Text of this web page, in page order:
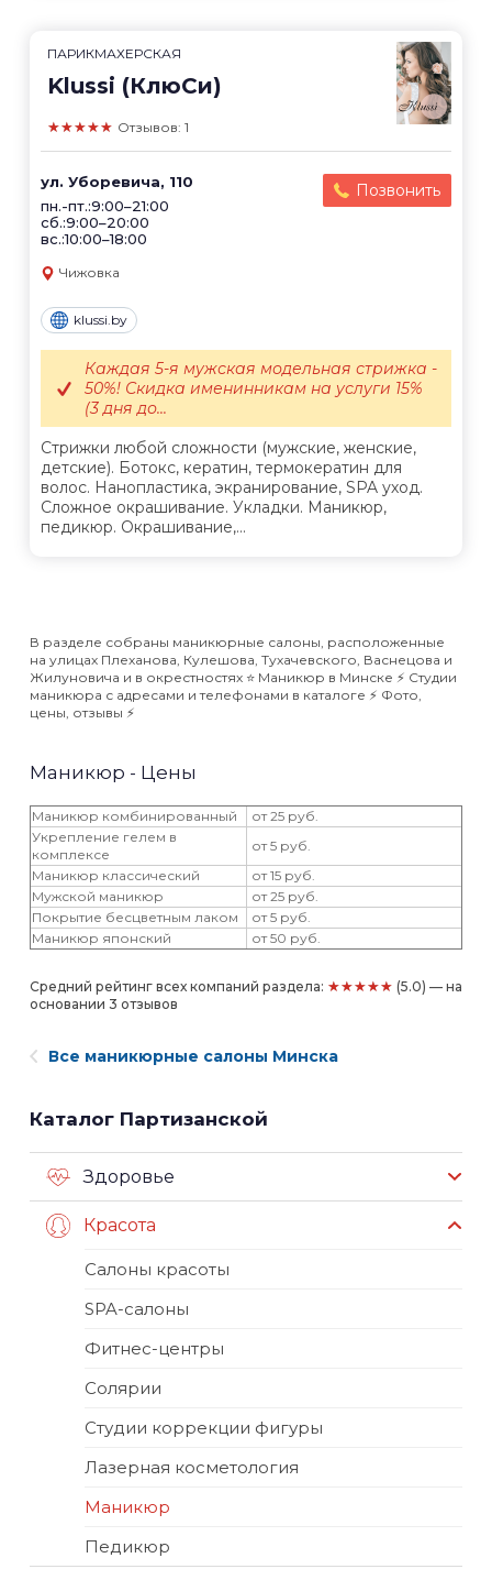
ПАРИКМАХЕРСКАЯ
Klussi (КлюСи)
★★★★★ Отзывов: 1
ул. Уборевича, 110
пн.-пт.:9:00–21:00
сб.:9:00–20:00
вс.:10:00–18:00
Позвонить
Чижовка
klussi.by
Стрижки любой сложности (мужские, женские,
детские). Ботокс, кератин, термокератин для
волос. Нанопластика, экранирование, SPA уход.
Сложное окрашивание. Укладки. Маникюр,
педикюр. Окрашивание,...
Каждая 5-я мужская модельная стрижка -
50%! Скидка именинникам на услуги 15%
(3 дня до...
В разделе собраны маникюрные салоны, расположенные
на улицах Плеханова, Кулешова, Тухачевского, Васнецова и
Жилуновича и в окрестностях ⭐️ Маникюр в Минске ⚡️ Студии
маникюра с адресами и телефонами в каталоге ⚡️ Фото,
цены, отзывы ⚡️
Маникюр - Цены
Маникюр комбинированный
от 25 руб.
Укрепление гелем в
комплексе
от 5 руб.
Маникюр классический
от 15 руб.
Мужской маникюр
от 25 руб.
Покрытие бесцветным лаком
от 5 руб.
Маникюр японский
от 50 руб.
Средний рейтинг всех компаний раздела: ★★★★★ (5.0) — на
основании 3 отзывов
Все маникюрные салоны Минска
Каталог Партизанской
Здоровье
Красота
Салоны красоты
SPA-салоны
Фитнес-центры
Солярии
Студии коррекции фигуры
Лазерная косметология
Маникюр
Педикюр